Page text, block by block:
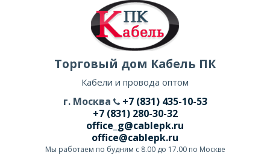
Торговый дом Кабель ПК
Кабели и провода оптом
г. Москва
+7 (831) 435-10-53
+7 (831) 280-30-32
office_g@cablepk.ru
office@cablepk.ru
Мы работаем по будням с 8.00 до 17.00 по Москве